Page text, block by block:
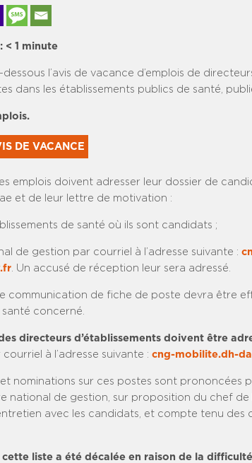
< 1 minute
l’avis de vacance d’emplois de
dans les établissements publics de santé,
DE VACANCE
emplois doivent adresser leur dossier de
et de leur lettre de motivation :
de santé où ils sont candidats ;
de gestion par courriel à l’adresse suivante :
. Un accusé de réception leur sera adressé.
communication de fiche de poste devra être
santé concerné.
directeurs d’établissements doivent être
courriel à l’adresse suivante : cng-mobilite.dh-
et nominations sur ces postes sont prononcées
national de gestion, sur proposition du chef de
avec les candidats, et compte tenu des
liste a été décalée en raison de la